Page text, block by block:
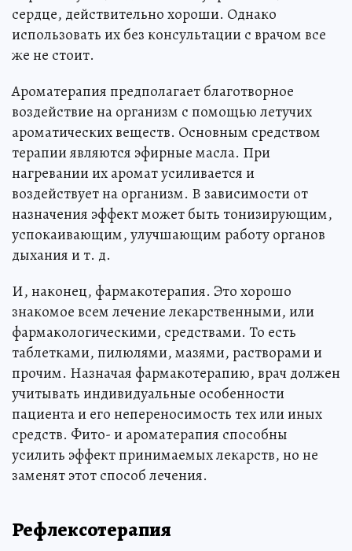
сердце, действительно хороши. Однако
использовать их без консультации с врачом все
же не стоит.
Ароматерапия предполагает благотворное
воздействие на организм с помощью летучих
ароматических веществ. Основным средством
терапии являются эфирные масла. При
нагревании их аромат усиливается и
воздействует на организм. В зависимости от
назначения эффект может быть тонизирующим,
успокаивающим, улучшающим работу органов
дыхания и т. д.
И, наконец, фармакотерапия. Это хорошо
знакомое всем лечение лекарственными, или
фармакологическими, средствами. То есть
таблетками, пилюлями, мазями, растворами и
прочим. Назначая фармакотерапию, врач должен
учитывать индивидуальные особенности
пациента и его непереносимость тех или иных
средств. Фито- и ароматерапия способны
усилить эффект принимаемых лекарств, но не
заменят этот способ лечения.
Рефлексотерапия